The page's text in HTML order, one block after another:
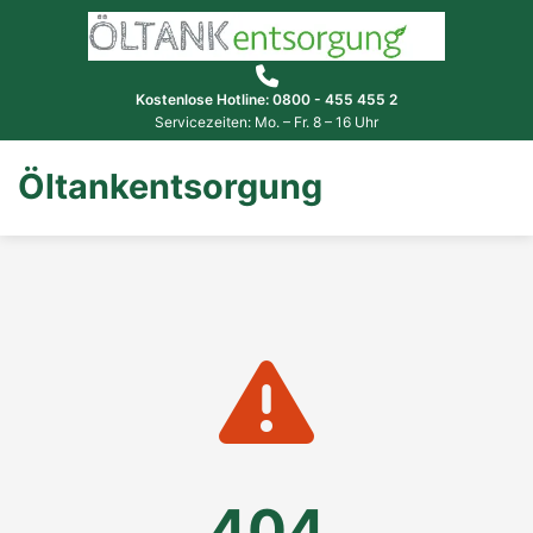
Kostenlose Hotline: 0800 - 455 455 2
Servicezeiten: Mo. – Fr. 8 – 16 Uhr
Öltankentsorgung